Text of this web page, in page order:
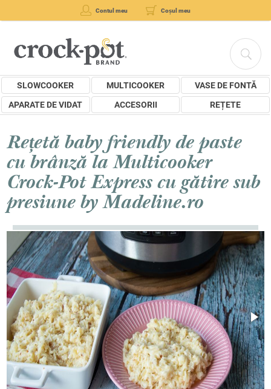
Contul meu Coșul meu
SLOWCOOKER MULTICOOKER
VASE DE FONTĂ
APARATE DE VIDAT
ACCESORII REȚETE
Rețetă baby friendly de paste
cu brânză la Multicooker
Crock-Pot Express cu gătire sub
presiune by Madeline.ro